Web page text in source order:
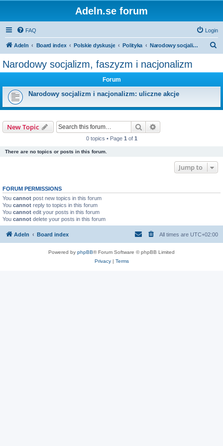
Adeln.se forum
FAQ Login
Adeln Board index Polskie dyskusje Polityka Narodowy socjalizm, faszyzm i nacjonalizm
Narodowy socjalizm, faszyzm i nacjonalizm
Forum
Narodowy socjalizm i nacjonalizm: uliczne akcje
New Topic Search
0 topics • Page 1 of 1
There are no topics or posts in this forum.
Jump to
FORUM PERMISSIONS
You cannot post new topics in this forum
You cannot reply to topics in this forum
You cannot edit your posts in this forum
You cannot delete your posts in this forum
Adeln Board index All times are UTC+02:00
Powered by phpBB® Forum Software © phpBB Limited
Privacy| Terms